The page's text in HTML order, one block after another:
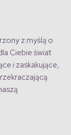
z myślą o
Ciebie świat
i zaskakujące,